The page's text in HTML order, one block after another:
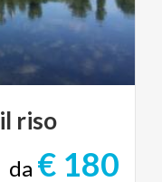
il riso
da € 180